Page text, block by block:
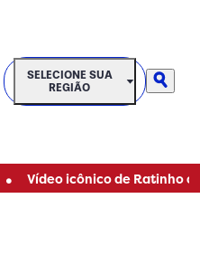
SELECIONE SUA REGIÃO
SELECIONE SUA
REGIÃO
Vídeo icônico de Ratinho com